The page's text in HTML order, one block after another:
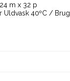
m x 32 p
Uldvask 40ºC /